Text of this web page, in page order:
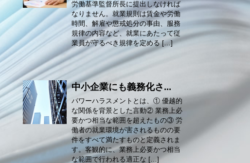
労働基準監督所長に提出しなければ
なりません。就業規則は賃金や労働
時間、解雇や懲戒処分の事由、服務
規律の内容など、就業にあたって従
業員が守るべき規律を定める […]
中小企業にも義務化さ...
パワーハラスメントとは、① 優越的
な関係を背景とした言動② 業務上必
要かつ相当な範囲を超えたもの③ 労
働者の就業環境が害されるものの要
件をすべて満たすものと定義されま
す。客観的に、業務上必要かつ相当
な範囲で行われる適正な […]